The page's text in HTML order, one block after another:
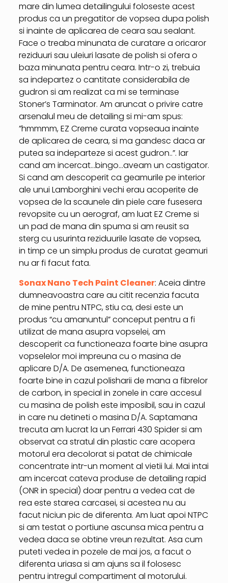
mare din lumea detailingului foloseste acest
produs ca un pregatitor de vopsea dupa polish
si inainte de aplicarea de ceara sau sealant.
Face o treaba minunata de curatare a oricaror
reziduuri sau uleiuri lasate de polish si ofera o
baza minunata pentru ceara. Intr-o zi, trebuia
sa indepartez o cantitate considerabila de
gudron si am realizat ca mi se terminase
Stoner’s Tarminator. Am aruncat o privire catre
arsenalul meu de detailing si mi-am spus:
”hmmmm, EZ Creme curata vopseaua inainte
de aplicarea de ceara, si ma gandesc daca ar
putea sa indeparteze si acest gudron..”. Iar
cand am incercat…bingo…aveam un castigator.
Si cand am descoperit ca geamurile pe interior
ale unui Lamborghini vechi erau acoperite de
vopsea de la scaunele din piele care fusesera
revopsite cu un aerograf, am luat EZ Creme si
un pad de mana din spuma si am reusit sa
sterg cu usurinta reziduurile lasate de vopsea,
in timp ce un simplu produs de curatat geamuri
nu ar fi facut fata.
Sonax Nano Tech Paint Cleaner: Aceia dintre
dumneavoastra care au citit recenzia facuta
de mine pentru NTPC, stiu ca, desi este un
produs “cu amanuntul” conceput pentru a fi
utilizat de mana asupra vopselei, am
descoperit ca functioneaza foarte bine asupra
vopselelor moi impreuna cu o masina de
aplicare D/A. De asemenea, functioneaza
foarte bine in cazul polisharii de mana a fibrelor
de carbon, in special in zonele in care accesul
cu masina de polish este imposibil, sau in cazul
in care nu detineti o masina D/A. Saptamana
trecuta am lucrat la un Ferrari 430 Spider si am
observat ca stratul din plastic care acopera
motorul era decolorat si patat de chimicale
concentrate intr-un moment al vietii lui. Mai intai
am incercat cateva produse de detailing rapid
(ONR in special) doar pentru a vedea cat de
rea este starea carcasei, si acestea nu au
facut niciun pic de diferenta. Am luat apoi NTPC
si am testat o portiune ascunsa mica pentru a
vedea daca se obtine vreun rezultat. Asa cum
puteti vedea in pozele de mai jos, a facut o
diferenta uriasa si am ajuns sa il folosesc
pentru intregul compartiment al motorului.